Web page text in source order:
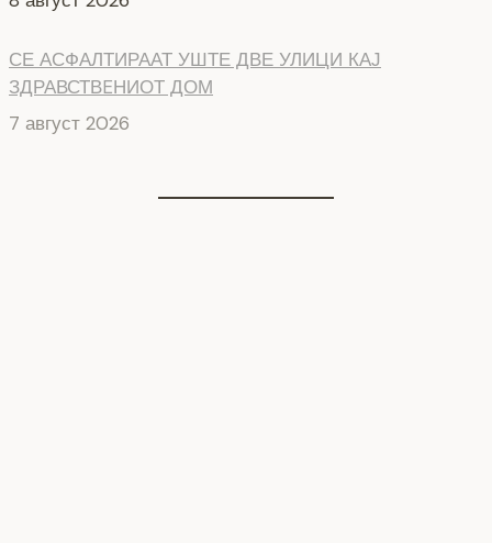
СЕ АСФАЛТИРААТ УШТЕ ДВЕ УЛИЦИ КАЈ
ЗДРАВСТВEНИОТ ДОМ
7 август 2026